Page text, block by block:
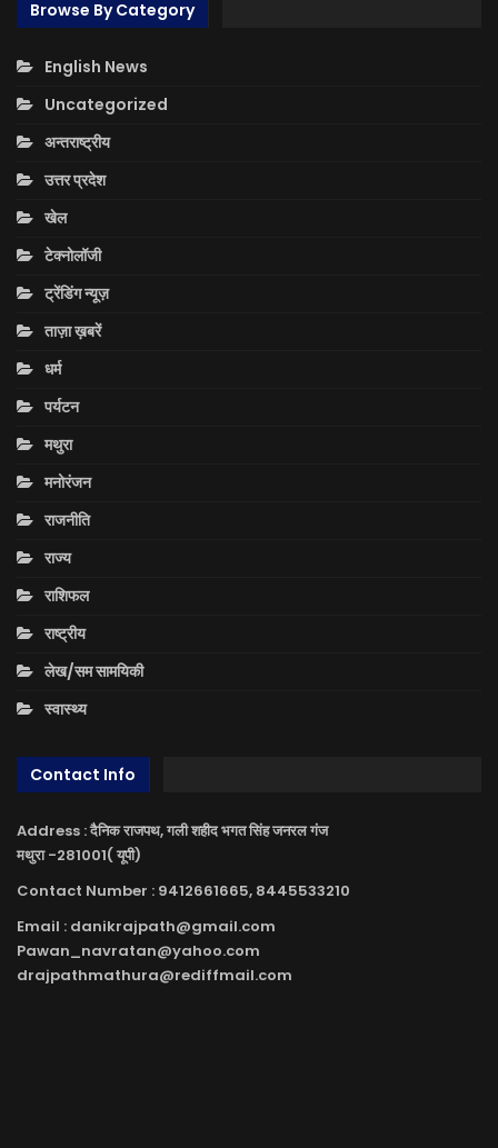
Browse By Category
English News
Uncategorized
अन्तराष्ट्रीय
उत्तर प्रदेश
खेल
टेक्नोलॉजी
ट्रेंडिंग न्यूज़
ताज़ा ख़बरें
धर्म
पर्यटन
मथुरा
मनोरंजन
राजनीति
राज्य
राशिफल
राष्ट्रीय
लेख/सम सामयिकी
स्वास्थ्य
Contact Info
Address : दैनिक राजपथ, गली शहीद भगत सिंह जनरल गंज
मथुरा -281001( यूपी)
Contact Number : 9412661665, 8445533210
Email : danikrajpath@gmail.com
Pawan_navratan@yahoo.com
drajpathmathura@rediffmail.com